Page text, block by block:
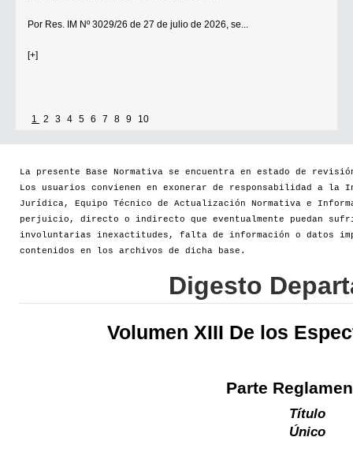
Por Res. IM Nº 3029/26 de 27 de julio de 2026, se...
[+]
1 2 3 4 5 6 7 8 9 10
La presente Base Normativa se encuentra en estado de
Los usuarios convienen en exonerar de responsabilidad a la
Jurídica, Equipo Técnico de Actualización Normativa e
perjuicio, directo o indirecto que eventualmente puedan
involuntarias inexactitudes, falta de información o datos
contenidos en los archivos de dicha base.
Digesto
Volumen XIII De los
Parte
Título
Único